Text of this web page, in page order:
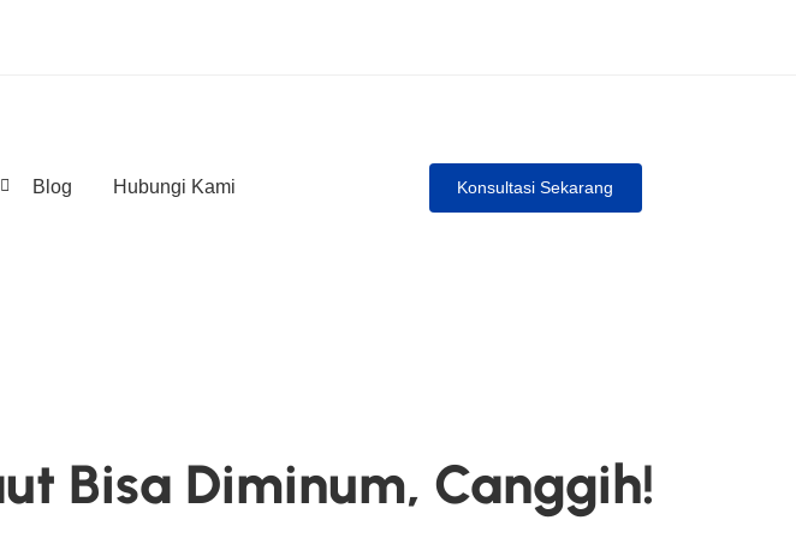
Blog Hubungi Kami Konsultasi Sekarang
Bisa Diminum, Canggih!